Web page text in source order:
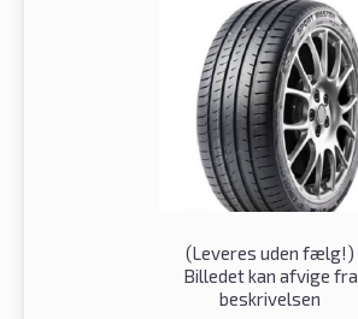
(Leveres uden fælg!)
Billedet kan afvige fra
beskrivelsen